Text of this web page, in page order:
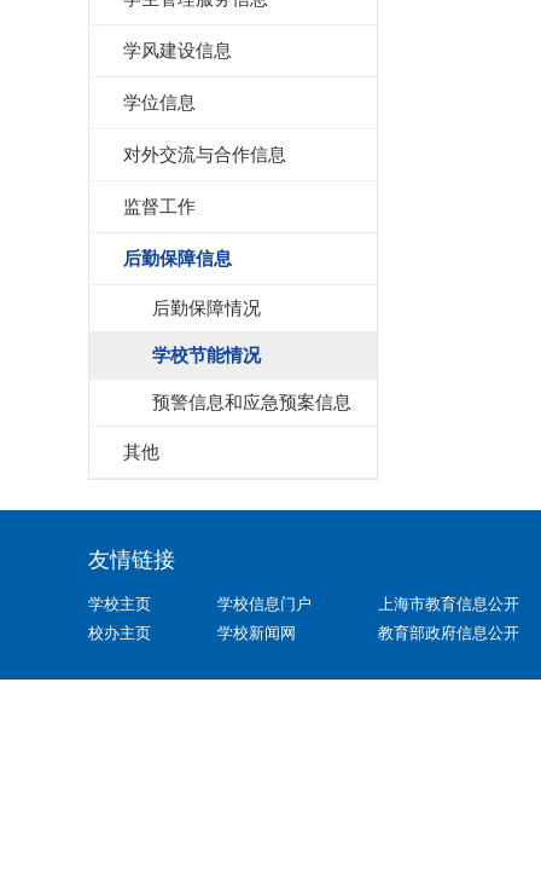
学风建设信息
学位信息
对外交流与合作信息
监督工作
后勤保障信息
后勤保障情况
学校节能情况
预警信息和应急预案信息
其他
友情链接
学校主页 学校信息门户
上海市教育信息公开
校办主页
学校新闻网 教育部政府信息公开